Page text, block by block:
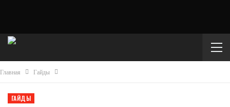
Главная Гайды
ГАЙДЫ